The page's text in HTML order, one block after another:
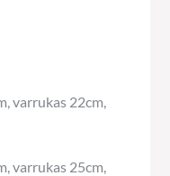
varrukas 22cm,
varrukas 25cm,